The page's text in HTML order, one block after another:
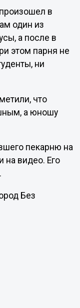
в
один из
а после в
этом парня не
ни
что
а юношу
пекарню на
на видео. Его
Без